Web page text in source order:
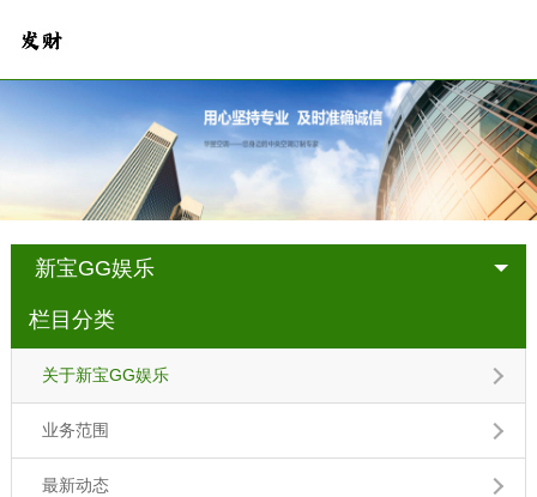
新宝GG娱乐
栏目分类
关于新宝GG娱乐
业务范围
最新动态